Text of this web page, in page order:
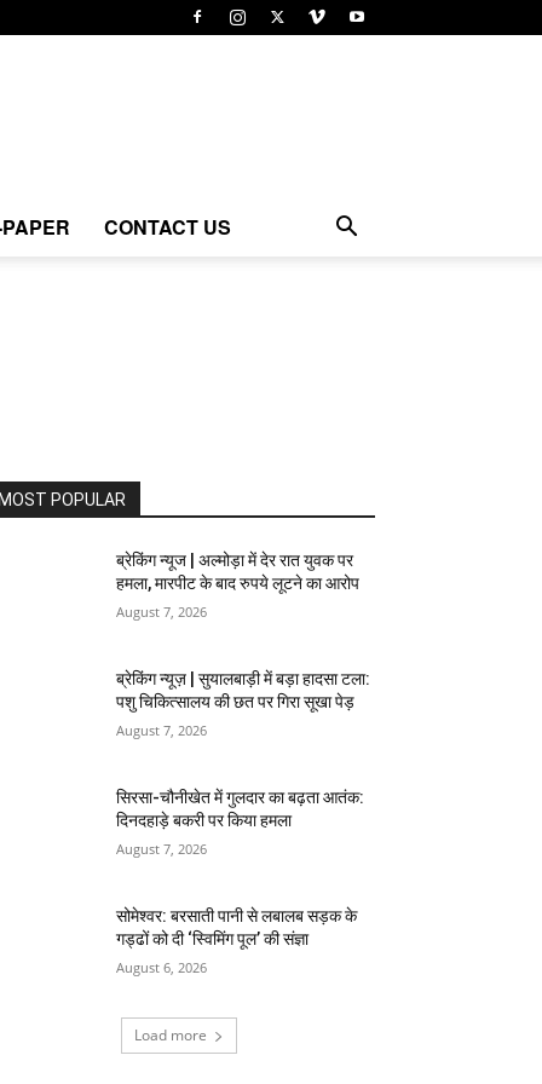
CONTACT US
MOST POPULAR
ब्रेकिंग न्यूज | अल्मोड़ा में देर रात युवक पर
हमला, मारपीट के बाद रुपये लूटने का आरोप
August 7, 2026
ब्रेकिंग न्यूज़ | सुयालबाड़ी में बड़ा हादसा टला:
पशु चिकित्सालय की छत पर गिरा सूखा पेड़
August 7, 2026
सिरसा-चौनीखेत में गुलदार का बढ़ता आतंक:
दिनदहाड़े बकरी पर किया हमला
August 7, 2026
सोमेश्वर: बरसाती पानी से लबालब सड़क के
गड्ढों को दी ‘स्विमिंग पूल’ की संज्ञा
August 6, 2026
Load more